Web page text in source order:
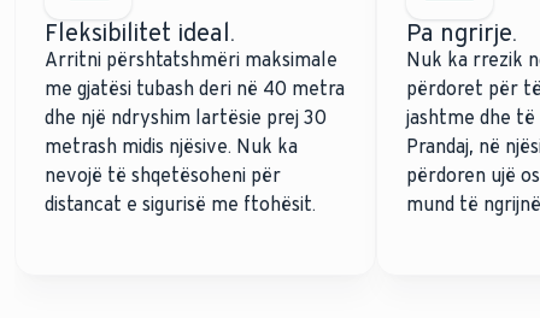
Fleksibilitet ideal.
Arritni përshtatshmëri maksimale
me gjatësi tubash deri në 40 metra
dhe një ndryshim lartësie prej 30
metrash midis njësive. Nuk ka
nevojë të shqetësoheni për
distancat e sigurisë me ftohësit.
Pa ngrirje.
Nuk ka rrezik
përdoret për
jashtme dhe të
Prandaj, në
përdoren ujë
mund të